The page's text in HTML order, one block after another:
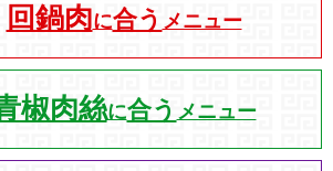
回鍋肉に合う メニュー
椒肉絲に合う メニュー